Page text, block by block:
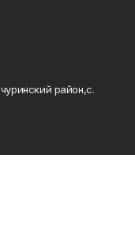
район,с.